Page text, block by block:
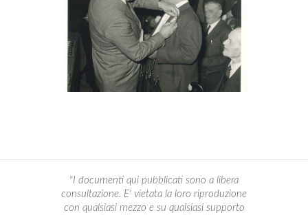
"I documenti qui pubblicati sono a libera
consultazione. E' vietata la loro riproduzione
con qualsiasi mezzo e su qualsiasi supporto